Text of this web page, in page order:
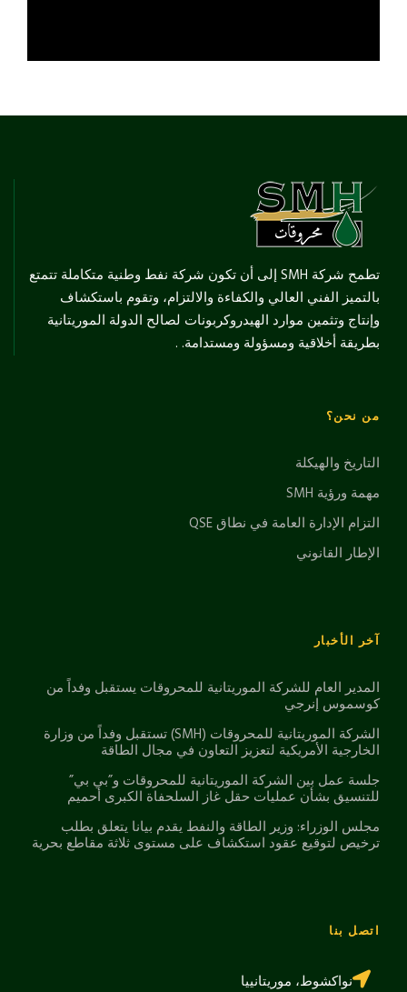
تطمح شركة SMH إلى أن تكون شركة نفط وطنية متكاملة تتمتع
بالتميز الفني العالي والكفاءة والالتزام، وتقوم باستكشاف
وإنتاج وتثمين موارد الهيدروكربونات لصالح الدولة الموريتانية
بطريقة أخلاقية ومسؤولة ومستدامة. .
من نحن؟
التاريخ والهيكلة
مهمة ورؤية SMH
التزام الإدارة العامة في نطاق QSE
الإطار القانوني
آخر الأخبار
المدير العام للشركة الموريتانية للمحروقات يستقبل وفداً من
كوسموس إنرجي
الشركة الموريتانية للمحروقات (SMH) تستقبل وفداً من وزارة
الخارجية الأمريكية لتعزيز التعاون في مجال الطاقة
جلسة عمل بين الشركة الموريتانية للمحروقات و”بي بي”
للتنسيق بشأن عمليات حقل غاز السلحفاة الكبرى أحميم
مجلس الوزراء: وزير الطاقة والنفط يقدم بيانا يتعلق بطلب
ترخيص لتوقيع عقود استكشاف على مستوى ثلاثة مقاطع بحرية
اتصل بنا
نواكشوط، موريتانييا